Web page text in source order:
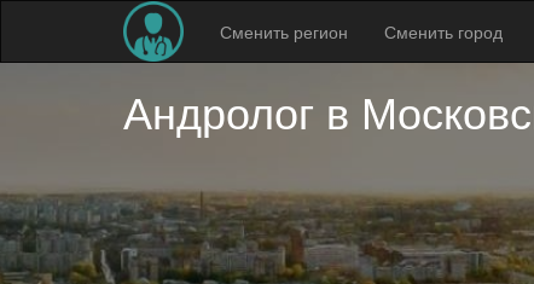
Сменить регион Сменить город
Андролог в